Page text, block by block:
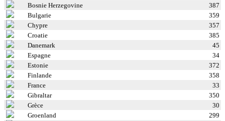
Bosnie Herzegovine
387
Bulgarie
359
Chypre
357
Croatie
385
Danemark
45
Espagne
34
Estonie
372
Finlande
358
France
33
Gibraltar
350
Grèce
30
Groenland
299